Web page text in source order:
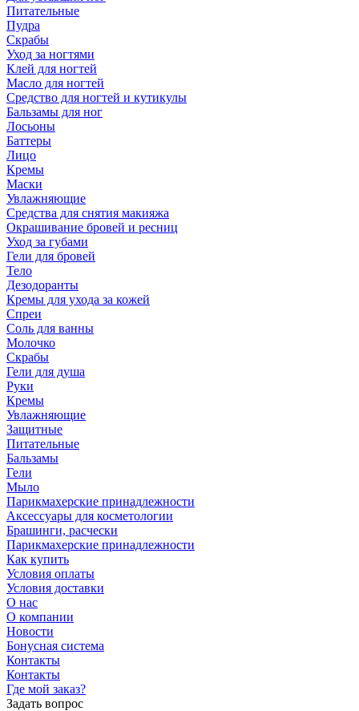
Питательные
Пудра
Скрабы
Уход за ногтями
Клей для ногтей
Масло для ногтей
Средство для ногтей и кутикулы
Бальзамы для ног
Лосьоны
Баттеры
Лицо
Кремы
Маски
Увлажняющие
Средства для снятия макияжа
Окрашивание бровей и ресниц
Уход за губами
Гели для бровей
Тело
Дезодоранты
Кремы для ухода за кожей
Спреи
Соль для ванны
Молочко
Скрабы
Гели для душа
Руки
Кремы
Увлажняющие
Защитные
Питательные
Бальзамы
Гели
Мыло
Парикмахерские принадлежности
Аксессуары для косметологии
Брашинги, расчески
Парикмахерские принадлежности
Как купить
Условия оплаты
Условия доставки
О нас
О компании
Новости
Бонусная система
Контакты
Контакты
Где мой заказ?
Задать вопрос